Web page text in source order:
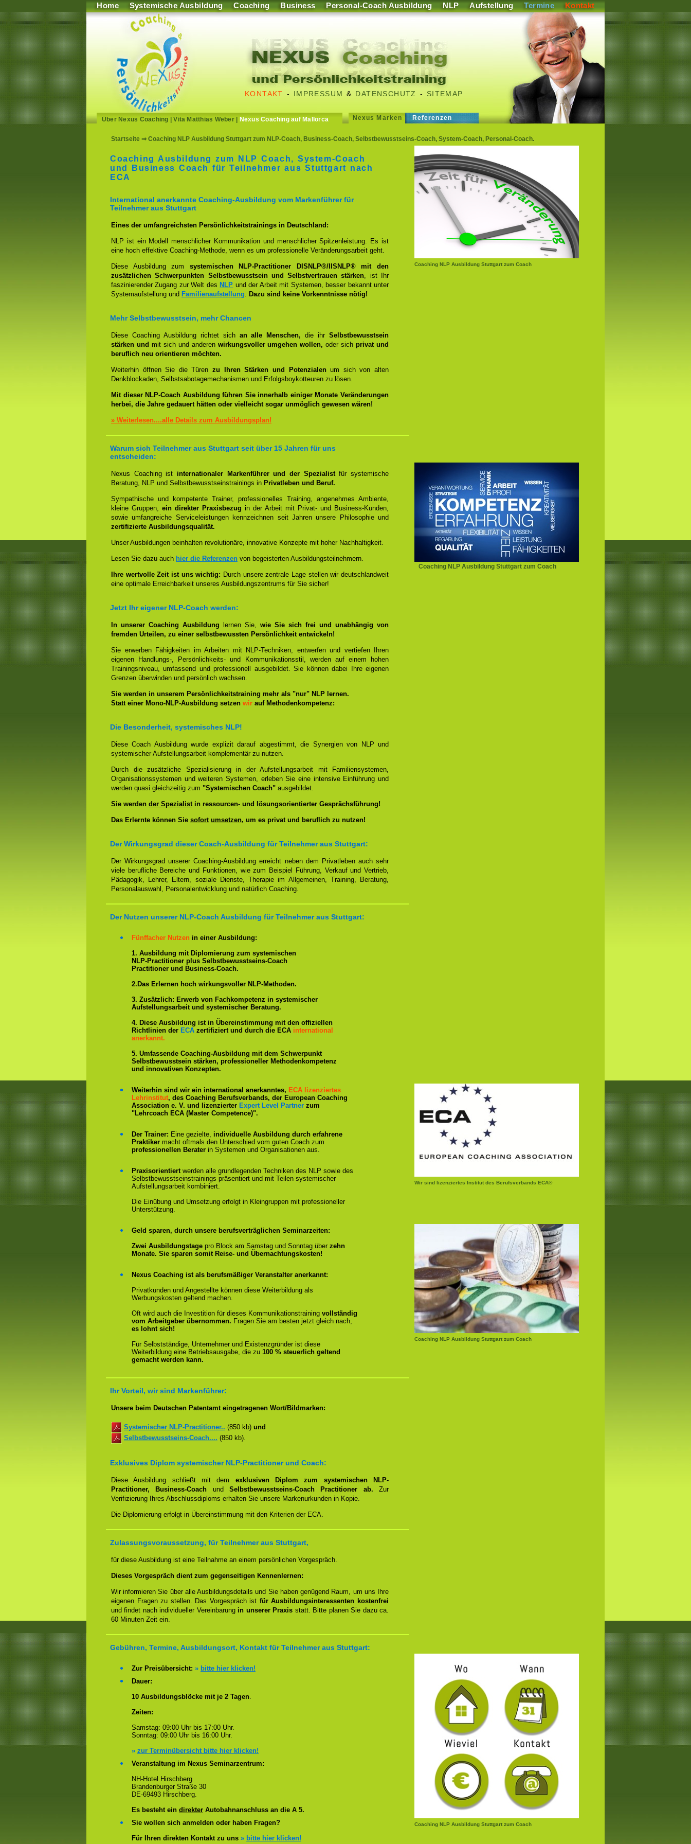
Home Systemische Ausbildung Coaching Business Personal-Coach Ausbildung NLP Aufstellung Termine Kontakt
KONTAKT - IMPRESSUM & DATENSCHUTZ - SITEMAP
Über Nexus Coaching |Vita Matthias Weber| Nexus Coaching auf Mallorca Nexus Marken Referenzen
Startseite ⇒ Coaching NLP Ausbildung Stuttgart zum NLP-Coach, Business-Coach, Selbstbewusstseins-Coach, System-Coach, Personal-Coach.
Coaching NLP Ausbildung Stuttgart zum Coach
Coaching Ausbildung zum NLP Coach, System-Coach
und Business Coach für Teilnehmer aus Stuttgart nach
ECA
International anerkannte Coaching-Ausbildung vom Markenführer für
Teilnehmer aus Stuttgart
Eines der umfangreichsten Persönlichkeitstrainings in Deutschland:
NLP ist ein Modell menschlicher Kommunikation und menschlicher Spitzenleistung. Es ist
eine hoch effektive Coaching-Methode, wenn es um professionelle Veränderungsarbeit geht.
Diese Ausbildung zum systemischen NLP-Practitioner DISNLP®/IISNLP® mit den
zusätzlichen Schwerpunkten Selbstbewusstsein und Selbstvertrauen stärken, ist Ihr
faszinierender Zugang zur Welt des NLP und der Arbeit mit Systemen, besser bekannt unter
Systemaufstellung und Familienaufstellung. Dazu sind keine Vorkenntnisse nötig!
Mehr Selbstbewusstsein, mehr Chancen
Diese Coaching Ausbildung richtet sich an alle Menschen, die ihrSelbstbewusstsein
stärken und mit sich und anderen wirkungsvoller umgehen wollen, oder sichprivat und
beruflich neu orientieren möchten.
Weiterhin öffnen Sie die Türenzu Ihren Stärken und Potenzialenum sich von alten
Denkblockaden, Selbstsabotagemechanismen und Erfolgsboykotteuren zu lösen.
Mit dieser NLP-Coach Ausbildung führen Sie innerhalb einiger Monate Veränderungen
herbei, die Jahre gedauert hätten oder vielleicht sogar unmöglich gewesen wären!
» Weiterlesen....alle Details zum Ausbildungsplan!
Warum sich Teilnehmer aus Stuttgart seit über 15 Jahren für uns
entscheiden:
Coaching NLP Ausbildung Stuttgart zum Coach
Nexus Coaching ist internationaler Markenführer und der Spezialistfür systemische
Beratung, NLP und Selbstbewusstseinstrainings in Privatleben und Beruf.
Sympathische und kompetente Trainer, professionelles Training, angenehmes Ambiente,
kleine Gruppen, ein direkter Praxisbezug in der Arbeit mit Privat- und Business-Kunden,
sowie umfangreiche Serviceleistungen kennzeichnen seit Jahren unsere Philosophie und
zertifizierte Ausbildungsqualität.
Unser Ausbildungen beinhalten revolutionäre, innovative Konzepte mit hoher Nachhaltigkeit.
Lesen Sie dazu auch hier die Referenzen von begeisterten Ausbildungsteilnehmern.
Ihre wertvolle Zeit ist uns wichtig: Durch unsere zentrale Lage stellen wir deutschlandweit
eine optimale Erreichbarkeit unseres Ausbildungszentrums für Sie sicher!
Jetzt Ihr eigener NLP-Coach werden:
In unserer Coaching Ausbildung lernen Sie, wie Sie sich frei und unabhängig von
fremden Urteilen, zu einer selbstbewussten Persönlichkeit entwickeln!
Sie erwerben Fähigkeiten im Arbeiten mit NLP-Techniken, entwerfen und vertiefen Ihren
eigenen Handlungs-, Persönlichkeits- und Kommunikationsstil, werden auf einem hohen
Trainingsniveau, umfassend und professionell ausgebildet. Sie können dabei Ihre eigenen
Grenzen überwinden und persönlich wachsen.
Sie werden in unserem Persönlichkeitstraining mehr als "nur" NLP lernen.
Statt einer Mono-NLP-Ausbildung setzen wir auf Methodenkompetenz:
Die Besonderheit, systemisches NLP!
Diese Coach Ausbildung wurde explizit darauf abgestimmt, die Synergien von NLP und
systemischer Aufstellungsarbeit komplementär zu nutzen.
Durch die zusätzliche Spezialisierung in der Aufstellungsarbeit mit Familiensystemen,
Organisationssystemen und weiteren Systemen, erleben Sie eine intensive Einführung und
werden quasi gleichzeitig zum "Systemischen Coach" ausgebildet.
Sie werden der Spezialistin ressourcen- und lösungsorientierter Gesprächsführung!
Das Erlernte können Sie sofort umsetzen, um es privat und beruflich zu nutzen!
Der Wirkungsgrad dieser Coach-Ausbildung für Teilnehmer aus Stuttgart:
Der Wirkungsgrad unserer Coaching-Ausbildung erreicht neben dem Privatleben auch sehr
viele berufliche Bereiche und Funktionen, wie zum Beispiel Führung, Verkauf und Vertrieb,
Pädagogik, Lehrer, Eltern, soziale Dienste, Therapie im Allgemeinen, Training, Beratung,
Personalauswahl, Personalentwicklung und natürlich Coaching.
Der Nutzen unserer NLP-Coach Ausbildung für Teilnehmer aus Stuttgart:
Fünffacher Nutzen in einer Ausbildung:
1. Ausbildung mit Diplomierung zum systemischen
NLP-Practitioner plus Selbstbewusstseins-Coach
Practitioner und Business-Coach.
2.Das Erlernen hoch wirkungsvoller NLP-Methoden.
3. Zusätzlich: Erwerb von Fachkompetenz in systemischer
Aufstellungsarbeit und systemischer Beratung.
4. Diese Ausbildung ist in Übereinstimmung mit den offiziellen
Richtlinien der ECA zertifiziert und durch die ECA international
anerkannt.
5. Umfassende Coaching-Ausbildung mit dem Schwerpunkt
Selbstbewusstsein stärken, professioneller Methodenkompetenz
und innovativen Konzepten.
Wir sind lizenziertes Institut des Berufsverbands ECA®
Weiterhin sind wir ein international anerkanntes, ECA lizenziertes
Lehrinstitut, des Coaching Berufsverbands, der European Coaching
Association e. V. und lizenzierter Expert Level Partner zum
"Lehrcoach ECA (Master Competence)".
Der Trainer: Eine gezielte, individuelle Ausbildung durch erfahrene
Praktiker macht oftmals den Unterschied vom guten Coach zum
professionellen Berater in Systemen und Organisationen aus.
Praxisorientiertwerden alle grundlegenden Techniken des NLP sowie des
Selbstbewusstseinstrainings präsentiert und mit Teilen systemischer
Aufstellungsarbeit kombiniert.
Die Einübung und Umsetzung erfolgt in Kleingruppen mit professioneller
Unterstützung.
Coaching NLP Ausbildung Stuttgart zum Coach
Geld sparen, durch unsere berufsverträglichen Seminarzeiten:
Zwei Ausbildungstage pro Block am Samstag und Sonntag über zehn
Monate. Sie sparen somit Reise- und Übernachtungskosten!
Nexus Coaching ist als berufsmäßiger Veranstalter anerkannt:
Privatkunden und Angestellte können diese Weiterbildung als
Werbungskosten geltend machen.
Oft wird auch die Investition für dieses Kommunikationstraining vollständig
vom Arbeitgeber übernommen. Fragen Sie am besten jetzt gleich nach,
es lohnt sich!
Für Selbstständige, Unternehmer und Existenzgründer ist diese
Weiterbildung eine Betriebsausgabe, die zu 100 % steuerlich geltend
gemacht werden kann.
Ihr Vorteil, wir sind Markenführer:
Unsere beim Deutschen Patentamt eingetragenen Wort/Bildmarken:
Systemischer NLP-Practitioner.. (850 kb) und
Selbstbewusstseins-Coach.... (850 kb).
Exklusives Diplom systemischer NLP-Practitioner und Coach:
Diese Ausbildung schließt mit dem exklusiven Diplom zum systemischen NLP-
Practitioner, Business-Coach undSelbstbewusstseins-Coach Practitioner ab.Zur
Verifizierung Ihres Abschlussdiploms erhalten Sie unsere Markenurkunden in Kopie.
Die Diplomierung erfolgt in Übereinstimmung mit den Kriterien der ECA.
Zulassungsvoraussetzung, für Teilnehmer aus Stuttgart,
für diese Ausbildung ist eine Teilnahme an einem persönlichen Vorgespräch.
Dieses Vorgespräch dient zum gegenseitigen Kennenlernen:
Wir informieren Sie über alle Ausbildungsdetails und Sie haben genügend Raum, um uns Ihre
eigenen Fragen zu stellen. Das Vorgespräch ist für Ausbildungsinteressenten kostenfrei
und findet nach individueller Vereinbarung in unserer Praxis statt. Bitte planen Sie dazu ca.
60 Minuten Zeit ein.
Gebühren, Termine, Ausbildungsort, Kontakt für Teilnehmer aus Stuttgart:
Coaching NLP Ausbildung Stuttgart zum Coach
Zur Preisübersicht: » bitte hier klicken!
Dauer:
10 Ausbildungsblöcke mit je 2 Tagen.
Zeiten:
Samstag: 09:00 Uhr bis 17:00 Uhr.
Sonntag: 09:00 Uhr bis 16:00 Uhr.
» zur Terminübersicht bitte hier klicken!
Veranstaltung im Nexus Seminarzentrum:
NH-Hotel Hirschberg
Brandenburger Straße 30
DE-69493 Hirschberg.
Es besteht ein direkter Autobahnanschluss an die A 5.
Sie wollen sich anmelden oder haben Fragen?
Für Ihren direkten Kontakt zu uns » bitte hier klicken!